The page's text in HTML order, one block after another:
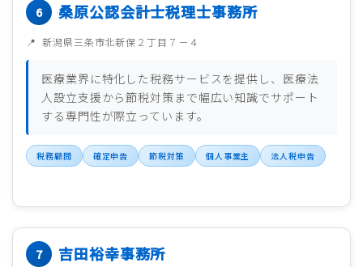
桑原公認会計士税理士事務所
新潟県三条市北新保２丁目７－４
医療業界に特化した税務サービスを提供し、医療法
人設立支援から節税対策まで幅広い知識でサポート
する専門性が際立っています。
税務顧問 確定申告 節税対策 個人事業主 法人税申告
吉田裕幸事務所